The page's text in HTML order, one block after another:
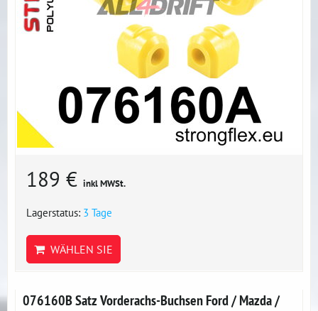
189 € inkl MWSt.
Lagerstatus: 3 Tage
WÄHLEN SIE
076160B Satz Vorderachs-Buchsen Ford / Mazda /